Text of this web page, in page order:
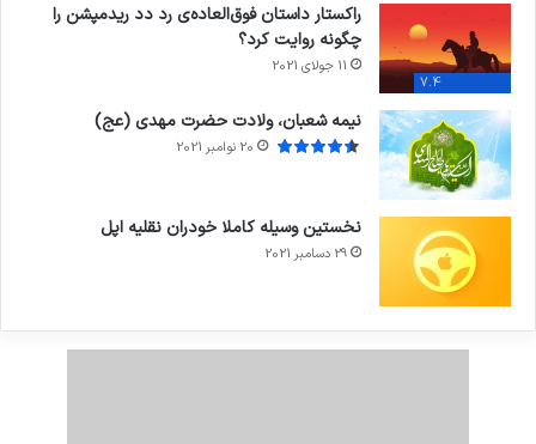
7.4
راکستار داستان فوق‌العاده‌ی رد دد ریدمپشن را
چگونه روایت کرد؟
11 جولای 2021
نیمه شعبان، ولادت حضرت مهدی (عج)
20 نوامبر 2021
نخستین وسیله کاملا خودران نقلیه اپل
29 دسامبر 2021